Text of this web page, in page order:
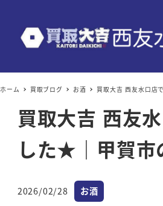
ホーム 買取ブログ お酒 買取大吉 西友水口店
買取大吉 西友
した★｜甲賀市
投稿日
2026/02/28 カテゴリー
お酒